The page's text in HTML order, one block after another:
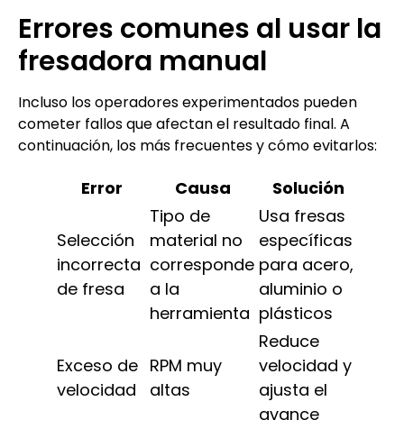
Errores comunes al usar la
fresadora manual
Incluso los operadores experimentados pueden
cometer fallos que afectan el resultado final. A
continuación, los más frecuentes y cómo evitarlos:
Error Causa Solución
Selección
incorrecta
de fresa
Tipo de
material no
corresponde
a la
herramienta
Usa fresas
específicas
para acero,
aluminio o
plásticos
Exceso de
velocidad
RPM muy
altas
Reduce
velocidad y
ajusta el
avance